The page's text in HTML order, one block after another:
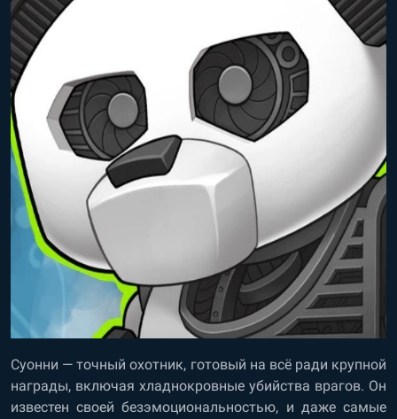
Суонни — точный охотник, готовый на всё ради крупной
награды, включая хладнокровные убийства врагов. Он
известен своей безэмоциональностью, и даже самые